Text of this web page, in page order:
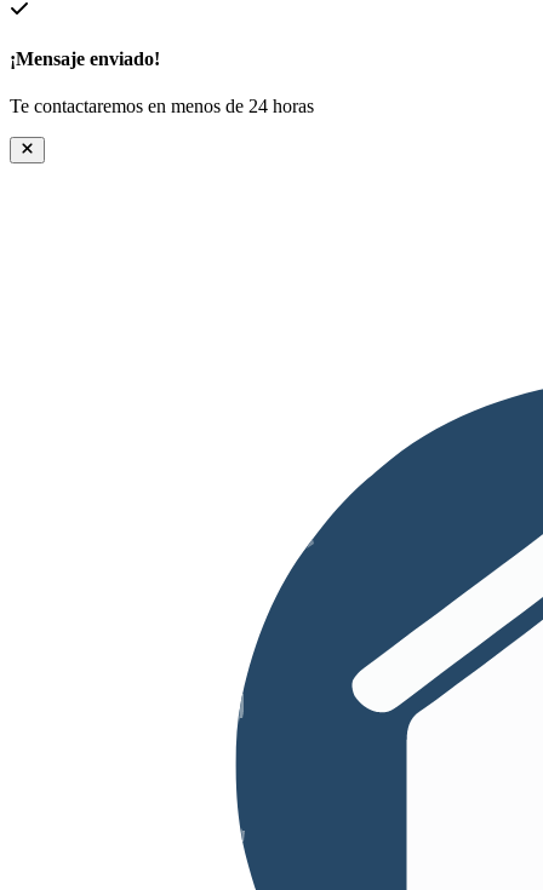
¡Mensaje enviado!
Te contactaremos en menos de 24 horas